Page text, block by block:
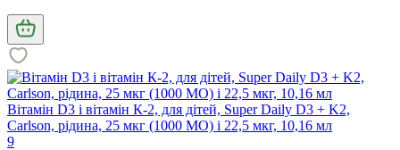
Вітамін D3 і вітамін К-2, для дітей, Super Daily D3 + K2,
Carlson, рідина, 25 мкг (1000 МО) і 22,5 мкг, 10,16 мл
9